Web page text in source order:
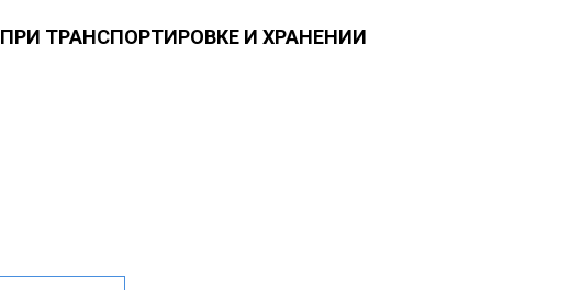
ТРАНСПОРТИРОВКЕ И ХРАНЕНИИ